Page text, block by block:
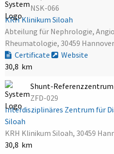
NSK-066
KRH Klinikum Siloah
Abteilung für Nephrologie,
Rheumatologie, 30459 Hannover
Certificate
Website
30,8 km
Shunt-Referenzzentrum
ZFD-029
Interdisziplinäres Zentrum für
Siloah
KRH Klinikum Siloah, 30459
30,8 km